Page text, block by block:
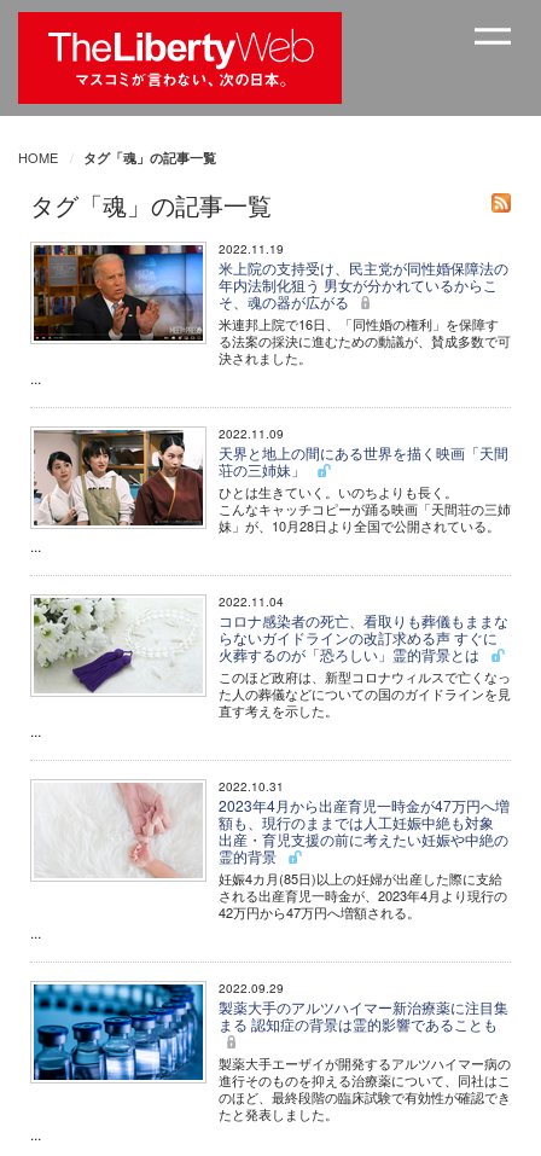
HOME タグ「魂」の記事一覧
タグ「魂」の記事一覧
2022.11.19
米上院の支持受け、民主党が同性婚保障法の
年内法制化狙う 男女が分かれているからこ
そ、魂の器が広がる
米連邦上院で16日、「同性婚の権利」を保障す
る法案の採決に進むための動議が、賛成多数で可
決されました。
...
2022.11.09
天界と地上の間にある世界を描く映画「天間
荘の三姉妹」
ひとは生きていく。いのちよりも長く。
こんなキャッチコピーが踊る映画「天間荘の三姉
妹」が、10月28日より全国で公開されている。
...
2022.11.04
コロナ感染者の死亡、看取りも葬儀もままな
らないガイドラインの改訂求める声 すぐに
火葬するのが「恐ろしい」霊的背景とは
このほど政府は、新型コロナウィルスで亡くなっ
た人の葬儀などについての国のガイドラインを見
直す考えを示した。
...
2022.10.31
2023年4月から出産育児一時金が47万円へ増
額も、現行のままでは人工妊娠中絶も対象
出産・育児支援の前に考えたい妊娠や中絶の
霊的背景
妊娠4カ月(85日)以上の妊婦が出産した際に支給
される出産育児一時金が、2023年4月より現行の
42万円から47万円へ増額される。
...
2022.09.29
製薬大手のアルツハイマー新治療薬に注目集
まる 認知症の背景は霊的影響であることも
製薬大手エーザイが開発するアルツハイマー病の
進行そのものを抑える治療薬について、同社はこ
のほど、最終段階の臨床試験で有効性が確認でき
たと発表しました。
...